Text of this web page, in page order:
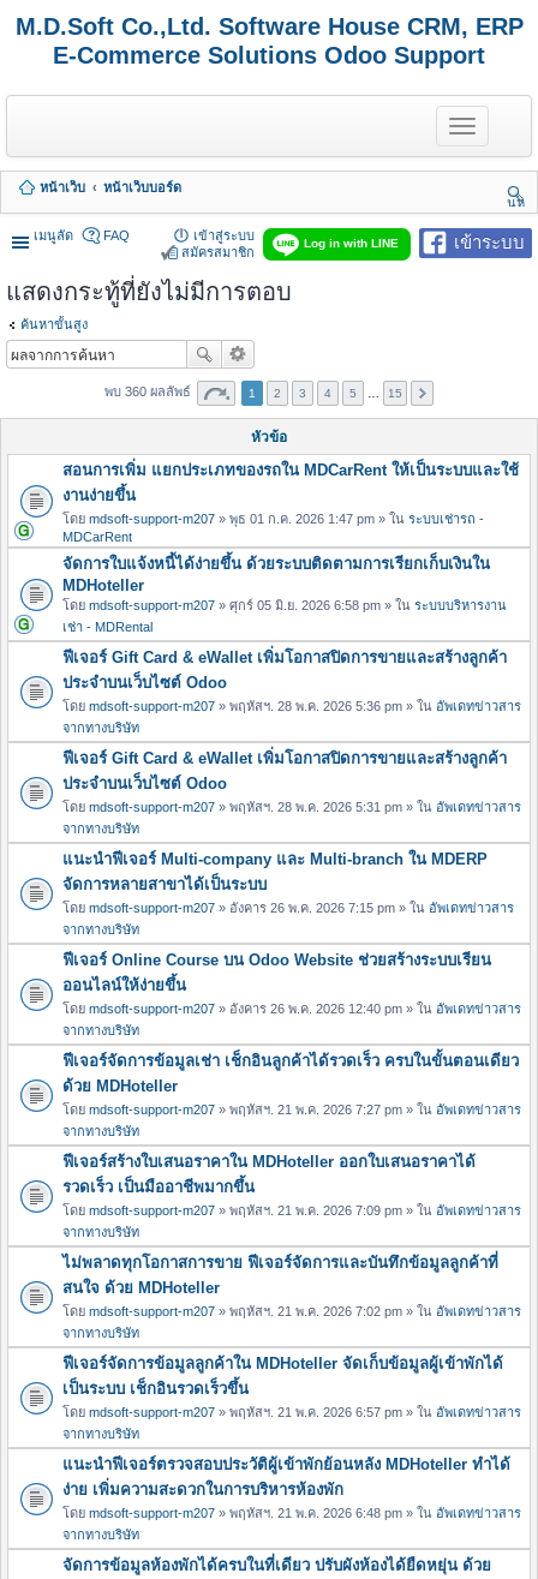
M.D.Soft Co.,Ltd. Software House CRM, ERP
E-Commerce Solutions Odoo Support
T
o
g
e
n
a
หน้าเว็บ
หน้าเว็บบอร์ด
นห
า
เมนูลัด
เข้าระบบ
Log in with LINE
FAQ
เข้าสู่ระบบ
สมัครสมาชิก
แสดงกระทู้ที่ยังไม่มีการตอบ
ค้นหาขั้นสูง
พบ 360 ผลลัพธ์ 1 2 3 4 5 15
หัวข้อ
สอนการเพิ่ม แยกประเภทของรถใน MDCarRent ให้เป็นระบบและใช้
งานง่ายขึ้น
โดย mdsoft-support-m207 » พุธ 01 ก.ค. 2026 1:47 pm » ใน ระบบเช่ารถ -
MDCarRent
จัดการใบแจ้งหนี้ได้ง่ายขึ้น ด้วยระบบติดตามการเรียกเก็บเงินใน
MDHoteller
โดย mdsoft-support-m207 » ศุกร์ 05 มิ.ย. 2026 6:58 pm » ใน ระบบบริหารงาน
เช่า - MDRental
ฟีเจอร์ Gift Card & eWallet เพิ่มโอกาสปิดการขายและสร้างลูกค้า
ประจำบนเว็บไซต์ Odoo
โดย mdsoft-support-m207 » พฤหัสฯ. 28 พ.ค. 2026 5:36 pm » ใน อัพเดทข่าวสาร
จากทางบริษัท
ฟีเจอร์ Gift Card & eWallet เพิ่มโอกาสปิดการขายและสร้างลูกค้า
ประจำบนเว็บไซต์ Odoo
โดย mdsoft-support-m207 » พฤหัสฯ. 28 พ.ค. 2026 5:31 pm » ใน อัพเดทข่าวสาร
จากทางบริษัท
แนะนำฟีเจอร์ Multi-company และ Multi-branch ใน MDERP
จัดการหลายสาขาได้เป็นระบบ
โดย mdsoft-support-m207 » อังคาร 26 พ.ค. 2026 7:15 pm » ใน อัพเดทข่าวสาร
จากทางบริษัท
ฟีเจอร์ Online Course บน Odoo Website ช่วยสร้างระบบเรียน
ออนไลน์ให้ง่ายขึ้น
โดย mdsoft-support-m207 » อังคาร 26 พ.ค. 2026 12:40 pm » ใน อัพเดทข่าวสาร
จากทางบริษัท
ฟีเจอร์จัดการข้อมูลเช่า เช็กอินลูกค้าได้รวดเร็ว ครบในขั้นตอนเดียว
ด้วย MDHoteller
โดย mdsoft-support-m207 » พฤหัสฯ. 21 พ.ค. 2026 7:27 pm » ใน อัพเดทข่าวสาร
จากทางบริษัท
ฟีเจอร์สร้างใบเสนอราคาใน MDHoteller ออกใบเสนอราคาได้
รวดเร็ว เป็นมืออาชีพมากขึ้น
โดย mdsoft-support-m207 » พฤหัสฯ. 21 พ.ค. 2026 7:09 pm » ใน อัพเดทข่าวสาร
จากทางบริษัท
ไม่พลาดทุกโอกาสการขาย ฟีเจอร์จัดการและบันทึกข้อมูลลูกค้าที่
สนใจ ด้วย MDHoteller
โดย mdsoft-support-m207 » พฤหัสฯ. 21 พ.ค. 2026 7:02 pm » ใน อัพเดทข่าวสาร
จากทางบริษัท
ฟีเจอร์จัดการข้อมูลลูกค้าใน MDHoteller จัดเก็บข้อมูลผู้เข้าพักได้
เป็นระบบ เช็กอินรวดเร็วขึ้น
โดย mdsoft-support-m207 » พฤหัสฯ. 21 พ.ค. 2026 6:57 pm » ใน อัพเดทข่าวสาร
จากทางบริษัท
แนะนำฟีเจอร์ตรวจสอบประวัติผู้เข้าพักย้อนหลัง MDHoteller ทำได้
ง่าย เพิ่มความสะดวกในการบริหารห้องพัก
โดย mdsoft-support-m207 » พฤหัสฯ. 21 พ.ค. 2026 6:48 pm » ใน อัพเดทข่าวสาร
จากทางบริษัท
จัดการข้อมูลห้องพักได้ครบในที่เดียว ปรับผังห้องได้ยืดหยุ่น ด้วย